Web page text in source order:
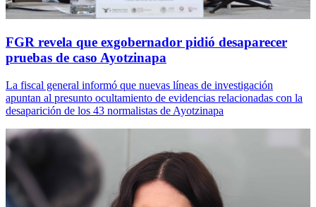
FGR revela que exgobernador pidió desaparecer
pruebas de caso Ayotzinapa
La fiscal general informó que nuevas líneas de investigación
apuntan al presunto ocultamiento de evidencias relacionadas con la
desaparición de los 43 normalistas de Ayotzinapa